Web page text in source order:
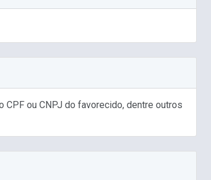
ou CNPJ do favorecido, dentre outros